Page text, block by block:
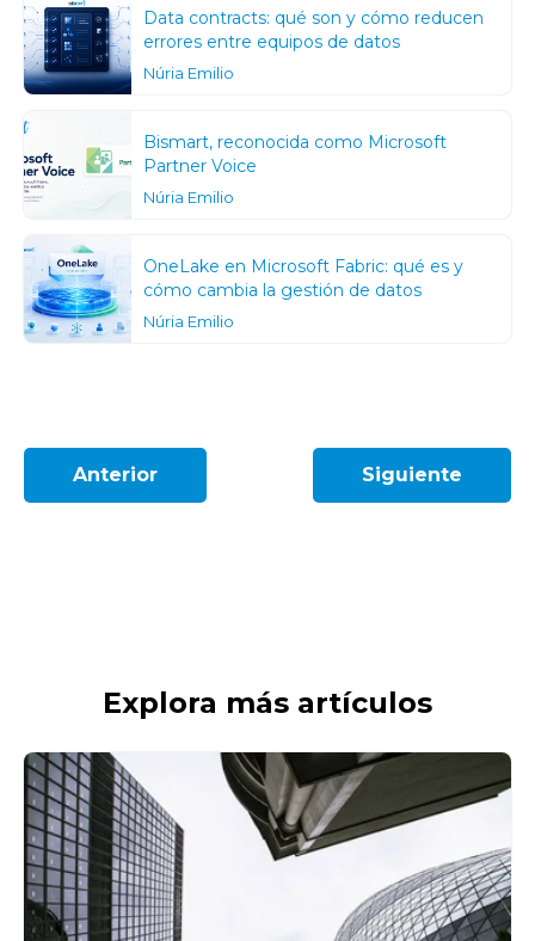
Data contracts: qué son y cómo reducen
errores entre equipos de datos
Núria Emilio
Bismart, reconocida como Microsoft
Partner Voice
Núria Emilio
OneLake en Microsoft Fabric: qué es y
cómo cambia la gestión de datos
Núria Emilio
Anterior Siguiente
Explora más artículos